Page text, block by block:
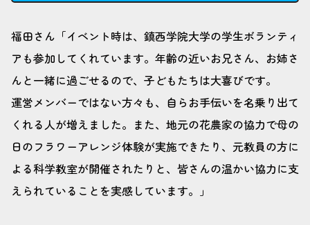
福田さん「イベント時は、鎮西学院大学の学生ボランティ
アも参加してくれています。年齢の近いお兄さん、お姉さ
んと一緒に過ごせるので、子どもたちは大喜びです。
運営メンバーではない方々も、自らお手伝いを名乗り出て
くれる人が増えました。また、地元の花農家の協力で母の
日のフラワーアレンジ体験が実施できたり、元教員の方に
よる科学教室が開催されたりと、皆さんの温かい協力に支
えられていることを実感しています。」